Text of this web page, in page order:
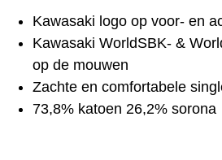
Kawasaki logo op voor- en
Kawasaki WorldSBK- &
op de mouwen
Zachte en comfortabele
73,8% katoen 26,2% sorona